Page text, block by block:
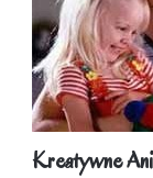
Kreatywne